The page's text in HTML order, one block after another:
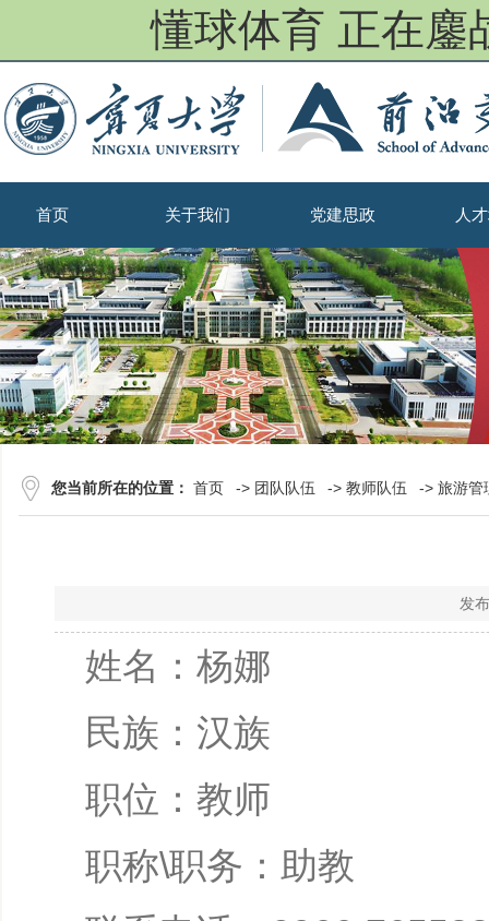
懂球体育 正在鏖
首页 关于我们 党建思政 人
您当前所在的位置： 首页 -> 团队队伍 -> 教师队伍 -> 旅游管
发
姓名：杨娜
民族：汉族
职位：教师
职称\职务：助教